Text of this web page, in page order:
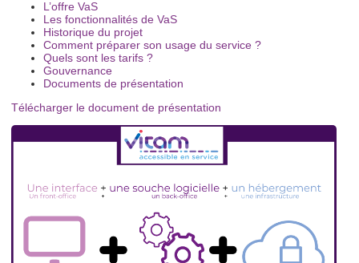
L’offre VaS
Les fonctionnalités de VaS
Historique du projet
Comment préparer son usage du service ?
Quels sont les tarifs ?
Gouvernance
Documents de présentation
Télécharger le document de présentation